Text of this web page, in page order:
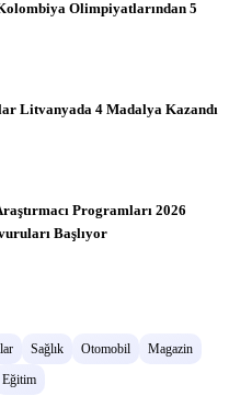
Olimpiyatlarından 5
Litvanyada 4 Madalya Kazandı
Programları 2026
Başlıyor
Sağlık Otomobil
Magazin
Eğitim